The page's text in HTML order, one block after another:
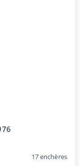
17enchères